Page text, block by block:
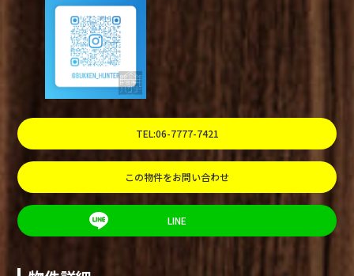
TEL:06-7777-7421
この物件をお問い合わせ
LINE